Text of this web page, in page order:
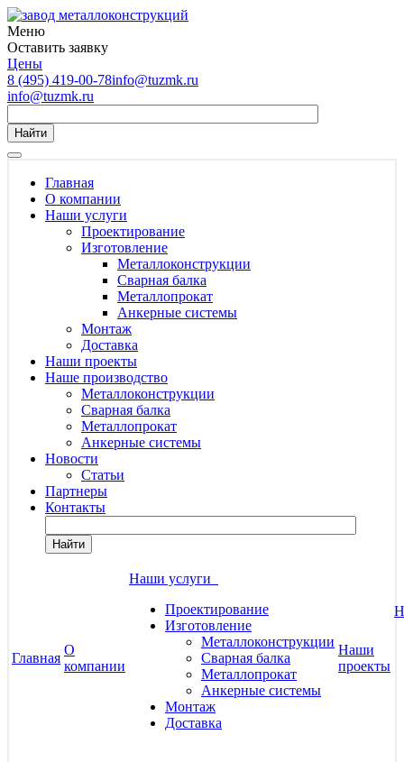
Меню
Оставить заявку
Цены
8 (495) 419-00-78info@tuzmk.ru
info@tuzmk.ru
Найти
Главная
О компании
Наши услуги
Проектирование
Изготовление
Металлоконструкции
Сварная балка
Металлопрокат
Анкерные системы
Монтаж
Доставка
Наши проекты
Наше производство
Металлоконструкции
Сварная балка
Металлопрокат
Анкерные системы
Новости
Статьи
Партнеры
Контакты
Найти
Главная
О
компании
Наши услуги
Проектирование
Изготовление
Металлоконструкции
Сварная балка
Металлопрокат
Анкерные системы
Монтаж
Доставка
Наши
проекты